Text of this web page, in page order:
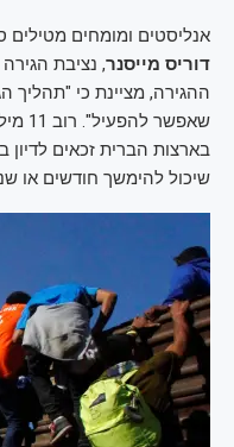
אנליסטים ומומחים
דוריס מייסנר, נציבת
ההגירה, מציינת כי "תהליך
בארצות הברית זכאים
שיכול להימשך חודשים או